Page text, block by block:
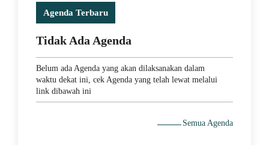
Agenda Terbaru
Tidak Ada Agenda
Belum ada Agenda yang akan dilaksanakan dalam
waktu dekat ini, cek Agenda yang telah lewat melalui
link dibawah ini
Semua Agenda